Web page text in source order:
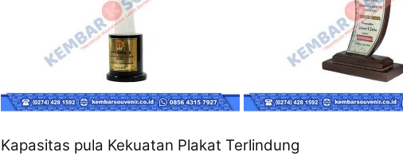
Kapasitas pula Kekuatan Plakat Terlindung